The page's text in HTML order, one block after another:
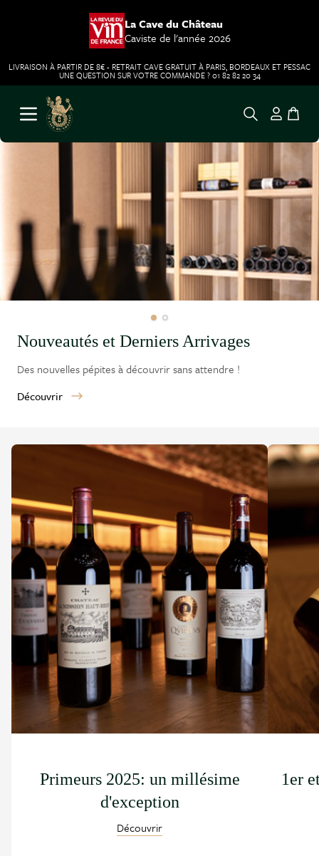
La Cave du Château
Caviste de l'année 2026
LIVRAISON À PARTIR DE 8€ - RETRAIT CAVE GRATUIT À PARIS, BORDEAUX ET PESSAC
UNE QUESTION SUR VOTRE COMMANDE ? 01 82 82 20 34
Aller au contenu
Ouvrir le menu
Nouveautés et Derniers Arrivages
Des nouvelles pépites à découvrir sans attendre !
Découvrir
Primeurs 2025: un millésime
d'exception
Découvrir
1er